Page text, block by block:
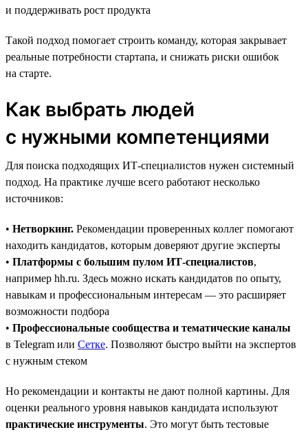
и поддерживать рост продукта
Такой подход помогает строить команду, которая закрывает
реальные потребности стартапа, и снижать риски ошибок
на старте.
Как выбрать людей
с нужными компетенциями
Для поиска подходящих ИТ-специалистов нужен системный
подход. На практике лучше всего работают несколько
источников:
• Нетворкинг. Рекомендации проверенных коллег помогают
находить кандидатов, которым доверяют другие эксперты
• Платформы с большим пулом ИТ-специалистов,
например hh.ru. Здесь можно искать кандидатов по опыту,
навыкам и профессиональным интересам — это расширяет
возможности подбора
• Профессиональные сообщества и тематические каналы
в Telegram или Сетке. Позволяют быстро выйти на экспертов
с нужным стеком
Но рекомендации и контакты не дают полной картины. Для
оценки реального уровня навыков кандидата используют
практические инструменты. Это могут быть тестовые